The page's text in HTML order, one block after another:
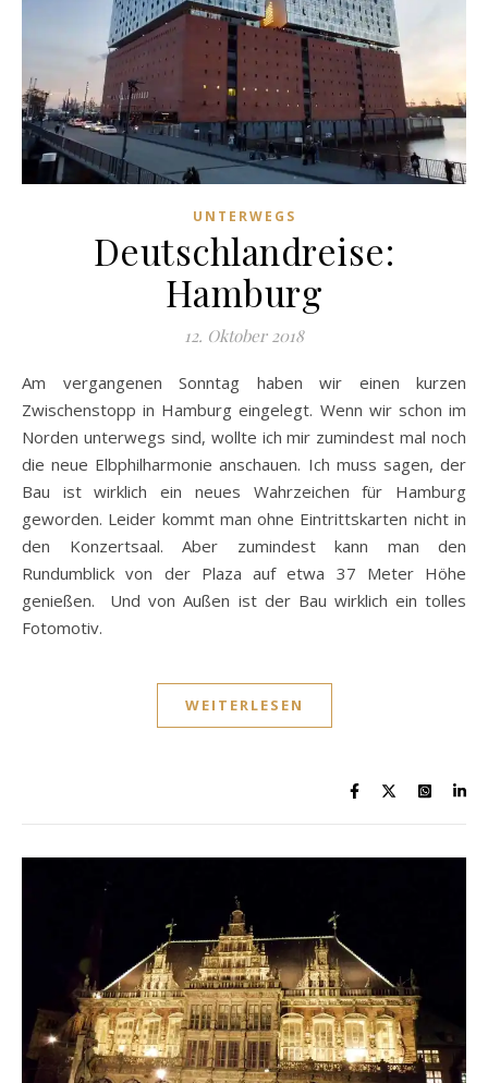
UNTERWEGS
Deutschlandreise:
Hamburg
12. Oktober 2018
Am vergangenen Sonntag haben wir einen kurzen
Zwischenstopp in Hamburg eingelegt. Wenn wir schon im
Norden unterwegs sind, wollte ich mir zumindest mal noch
die neue Elbphilharmonie anschauen. Ich muss sagen, der
Bau ist wirklich ein neues Wahrzeichen für Hamburg
geworden. Leider kommt man ohne Eintrittskarten nicht in
den Konzertsaal. Aber zumindest kann man den
Rundumblick von der Plaza auf etwa 37 Meter Höhe
genießen. Und von Außen ist der Bau wirklich ein tolles
Fotomotiv.
WEITERLESEN